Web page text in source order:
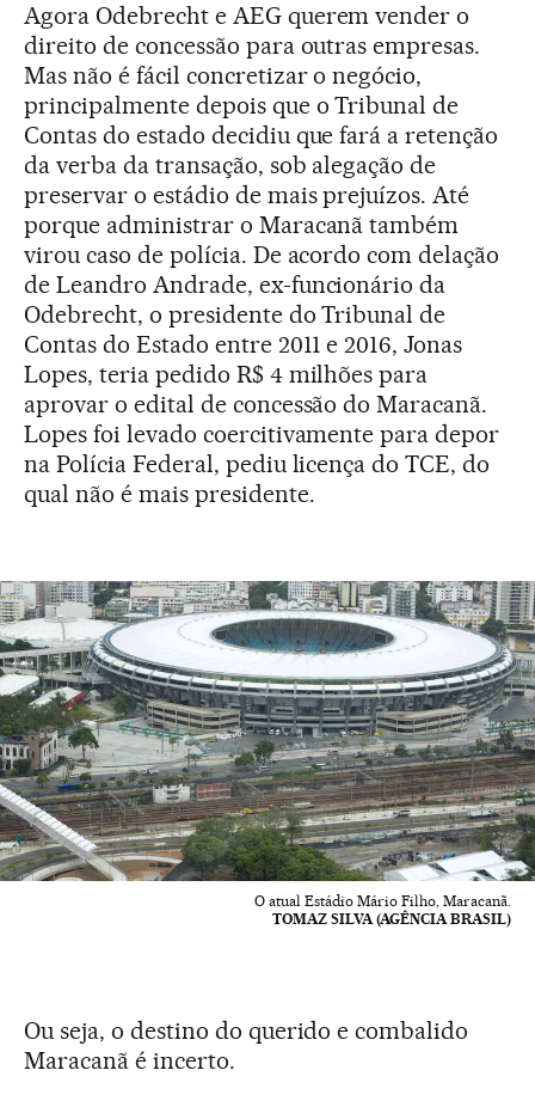
Agora Odebrecht e AEG querem vender o
direito de concessão para outras empresas.
Mas não é fácil concretizar o negócio,
principalmente depois que o Tribunal de
Contas do estado decidiu que fará a retenção
da verba da transação, sob alegação de
preservar o estádio de mais prejuízos. Até
porque administrar o Maracanã também
virou caso de polícia. De acordo com delação
de Leandro Andrade, ex-funcionário da
Odebrecht, o presidente do Tribunal de
Contas do Estado entre 2011 e 2016, Jonas
Lopes, teria pedido R$ 4 milhões para
aprovar o edital de concessão do Maracanã.
Lopes foi levado coercitivamente para depor
na Polícia Federal, pediu licença do TCE, do
qual não é mais presidente.
O atual Estádio Mário Filho, Maracanã.
TOMAZ SILVA (AGÊNCIA BRASIL)
Ou seja, o destino do querido e combalido
Maracanã é incerto.